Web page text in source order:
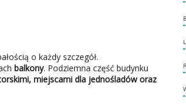
o każdy szczegół.
balkony. Podziemna część budynku
miejscami dla jednośladów oraz